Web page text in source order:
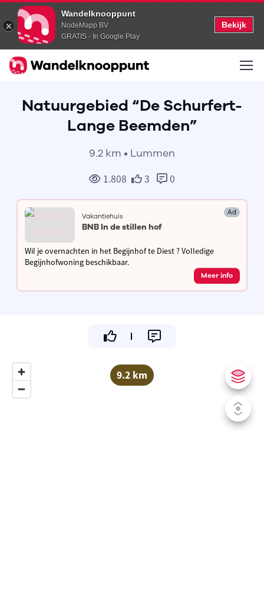
Wandelknooppunt
NodeMapp BV
GRATIS - In Google Play
Bekijk
Natuurgebied “De Schurfert-
Lange Beemden”
9.2 km • Lummen
1.808 3 0
Vakantiehuis Ad
BNB In de stillen hof
Wil je overnachten in het Begijnhof te Diest ? Volledige
Begijnhofwoning beschikbaar.
Meer info
9.2 km